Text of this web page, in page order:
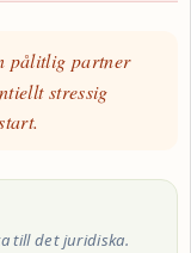
pålitlig partner
stressig
till det juridiska.